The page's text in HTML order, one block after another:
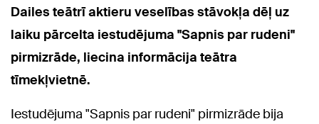
Dailes teātrī aktieru veselības stāvokļa dēļ uz
laiku pārcelta iestudējuma "Sapnis par rudeni"
pirmizrāde, liecina informācija teātra
tīmekļvietnē.
Iestudējuma "Sapnis par rudeni" pirmizrāde bija